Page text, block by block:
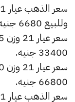
وللبيع 6680 جنيه.
33400 جنيه.
66800 جنيه.